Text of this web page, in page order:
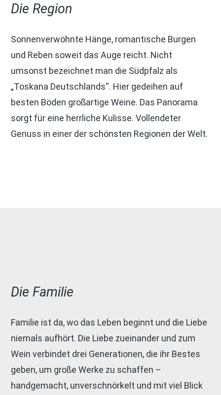
Die Region
Sonnenverwöhnte Hänge, romantische Burgen
und Reben soweit das Auge reicht. Nicht
umsonst bezeichnet man die Südpfalz als
„Toskana Deutschlands“. Hier gedeihen auf
besten Böden großartige Weine. Das Panorama
sorgt für eine herrliche Kulisse. Vollendeter
Genuss in einer der schönsten Regionen der Welt.
Die Familie
Familie ist da, wo das Leben beginnt und die Liebe
niemals aufhört. Die Liebe zueinander und zum
Wein verbindet drei Generationen, die ihr Bestes
geben, um große Werke zu schaffen –
handgemacht, unverschnörkelt und mit viel Blick